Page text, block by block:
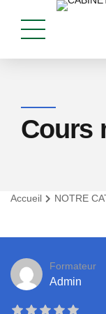
Cours
Accueil NOTRE
Formateur
Admin